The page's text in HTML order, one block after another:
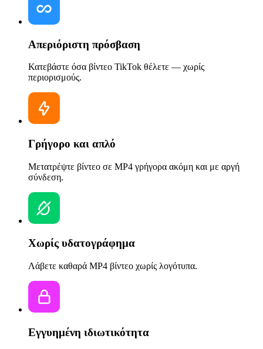
Απεριόριστη πρόσβαση
Κατεβάστε όσα βίντεο TikTok θέλετε — χωρίς
περιορισμούς.
Γρήγορο και απλό
Μετατρέψτε βίντεο σε MP4 γρήγορα ακόμη και με αργή
σύνδεση.
Χωρίς υδατογράφημα
Λάβετε καθαρά MP4 βίντεο χωρίς λογότυπα.
Εγγυημένη ιδιωτικότητα